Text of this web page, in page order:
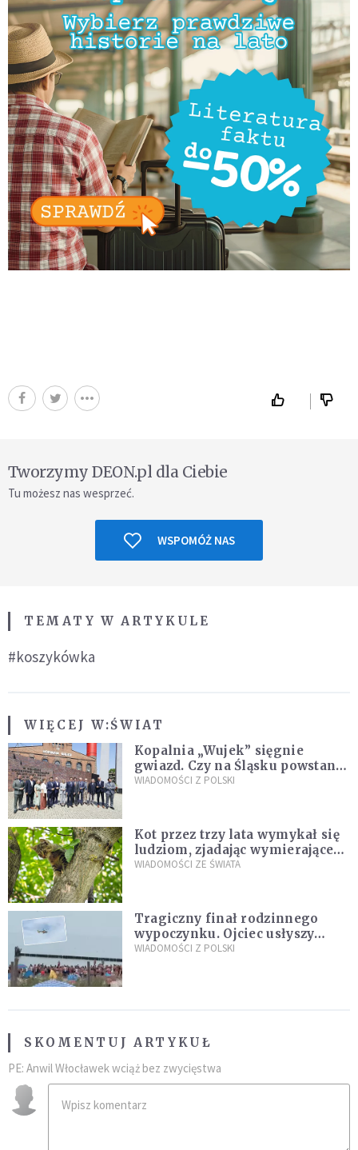
Tworzymy DEON.pl dla Ciebie
Tu możesz nas wesprzeć.
WSPOMÓŻ NAS
TEMATY W ARTYKULE
#koszykówka
WIĘCEJ W:ŚWIAT
Kopalnia „Wujek” sięgnie
gwiazd. Czy na Śląsku powstanie
„Dolina Krzemowa”?
WIADOMOŚCI Z POLSKI
Kot przez trzy lata wymykał się
ludziom, zjadając wymierające
kaczki. W końcu popełnił
WIADOMOŚCI ZE ŚWIATA
Tragiczny finał rodzinnego
wypoczynku. Ojciec usłyszy
zarzuty
WIADOMOŚCI Z POLSKI
SKOMENTUJ ARTYKUŁ
PE: Anwil Włocławek wciąż bez zwycięstwa